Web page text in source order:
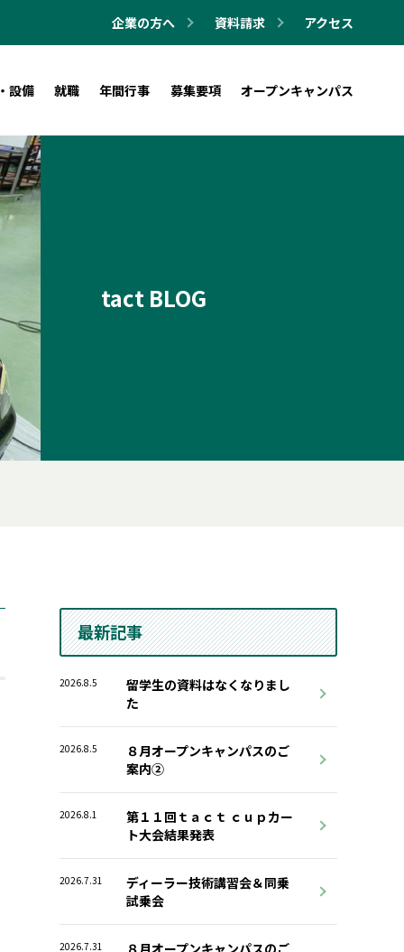
企業の方へ 資料請求 アクセス
設備 就職 年間行事 募集要項 オープンキャンパス
tact BLOG
最新記事
2026.8.5
留学生の資料はなくなりまし
た
2026.8.5
８月オープンキャンパスのご
案内②
2026.8.1
第１１回ｔａｃｔ ｃｕｐカー
ト大会結果発表
2026.7.31
ディーラー技術講習会＆同乗
試乗会
2026.7.31
８月オープンキャンパスのご